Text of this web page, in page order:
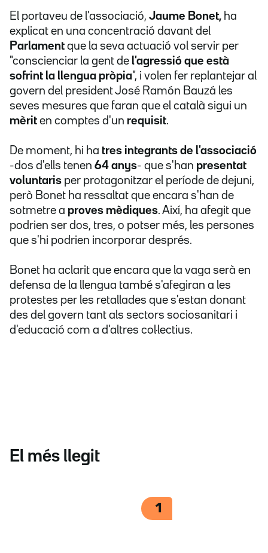
El portaveu de l'associació, Jaume Bonet, ha
explicat en una concentració davant del
Parlament que la seva actuació vol servir per
"conscienciar la gent de l'agressió que està
sofrint la llengua pròpia", i volen fer replantejar al
govern del president José Ramón Bauzá les
seves mesures que faran que el català sigui un
mèrit en comptes d'un requisit.
De moment, hi ha tres integrants de l'associació
-dos d'ells tenen 64 anys- que s'han presentat
voluntaris per protagonitzar el període de dejuni,
però Bonet ha ressaltat que encara s'han de
sotmetre a proves mèdiques. Així, ha afegit que
podrien ser dos, tres, o potser més, les persones
que s'hi podrien incorporar després.
Bonet ha aclarit que encara que la vaga serà en
defensa de la llengua també s'afegiran a les
protestes per les retallades que s'estan donant
des del govern tant als sectors sociosanitari i
d'educació com a d'altres col·lectius.
El més llegit
1